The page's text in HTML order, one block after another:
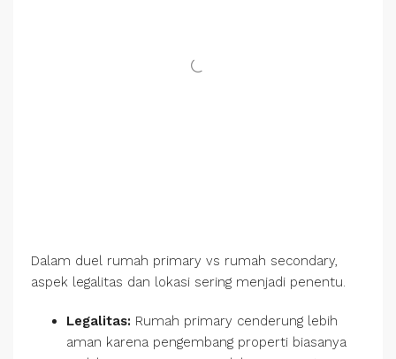
Dalam duel rumah primary vs rumah secondary,
aspek legalitas dan lokasi sering menjadi penentu.
Legalitas: Rumah primary cenderung lebih
aman karena pengembang properti biasanya